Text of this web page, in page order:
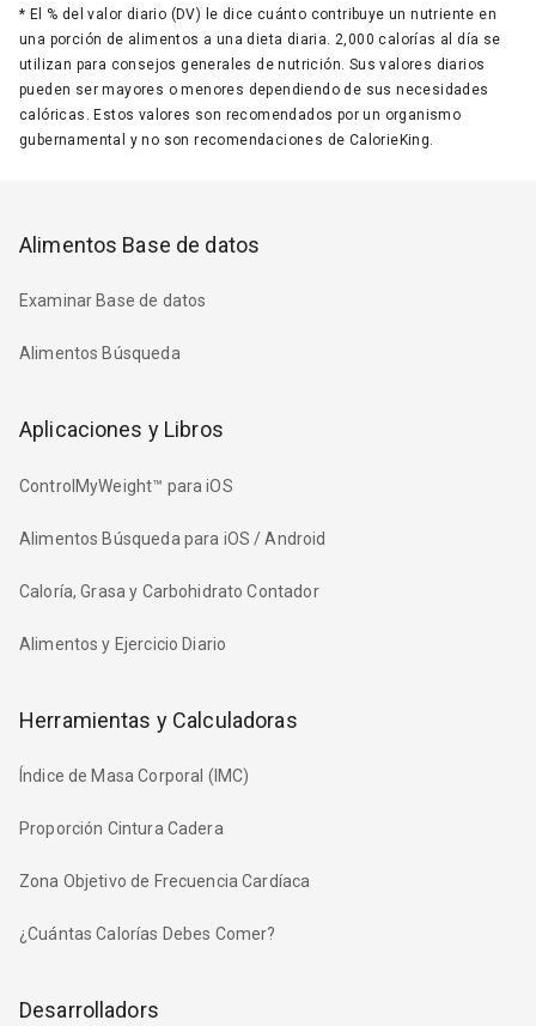
* El % del valor diario (DV) le dice cuánto contribuye un nutriente en
una porción de alimentos a una dieta diaria. 2,000 calorías al día se
utilizan para consejos generales de nutrición. Sus valores diarios
pueden ser mayores o menores dependiendo de sus necesidades
calóricas. Estos valores son recomendados por un organismo
gubernamental y no son recomendaciones de CalorieKing.
Alimentos Base de datos
Examinar Base de datos
Alimentos Búsqueda
Aplicaciones y Libros
ControlMyWeight™ para iOS
Alimentos Búsqueda para iOS / Android
Caloría, Grasa y Carbohidrato Contador
Alimentos y Ejercicio Diario
Herramientas y Calculadoras
Índice de Masa Corporal (IMC)
Proporción Cintura Cadera
Zona Objetivo de Frecuencia Cardíaca
¿Cuántas Calorías Debes Comer?
Desarrolladors